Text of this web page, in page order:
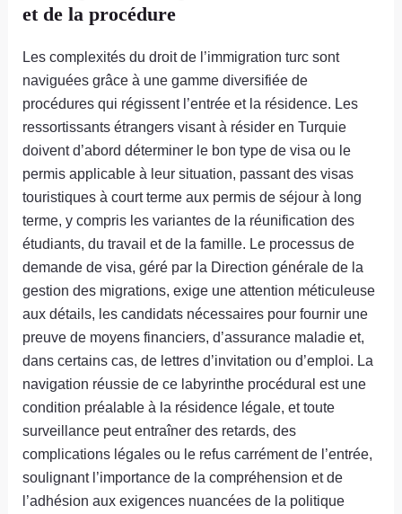
et de la procédure
Les complexités du droit de l’immigration turc sont
naviguées grâce à une gamme diversifiée de
procédures qui régissent l’entrée et la résidence. Les
ressortissants étrangers visant à résider en Turquie
doivent d’abord déterminer le bon type de visa ou le
permis applicable à leur situation, passant des visas
touristiques à court terme aux permis de séjour à long
terme, y compris les variantes de la réunification des
étudiants, du travail et de la famille. Le processus de
demande de visa, géré par la Direction générale de la
gestion des migrations, exige une attention méticuleuse
aux détails, les candidats nécessaires pour fournir une
preuve de moyens financiers, d’assurance maladie et,
dans certains cas, de lettres d’invitation ou d’emploi. La
navigation réussie de ce labyrinthe procédural est une
condition préalable à la résidence légale, et toute
surveillance peut entraîner des retards, des
complications légales ou le refus carrément de l’entrée,
soulignant l’importance de la compréhension et de
l’adhésion aux exigences nuancées de la politique